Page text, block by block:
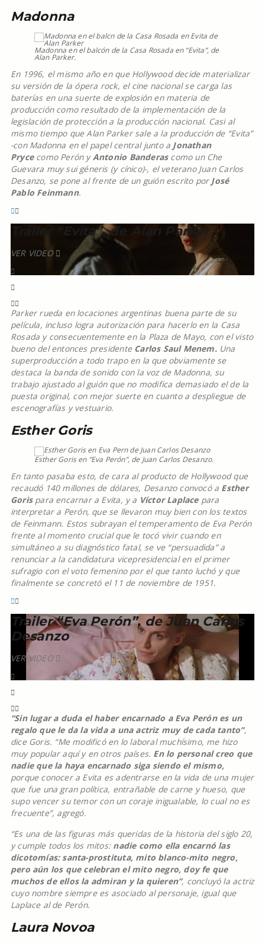
Madonna
Madonna en el balcón de la Casa Rosada en “Evita”, de
Alan Parker.
En 1996, el mismo año en que Hollywood decide materializar
su versión de la ópera rock, el cine nacional se carga las
baterías en una suerte de explosión en materia de
producción como resultado de la implementación de la
legislación de protección a la producción nacional. Casi al
mismo tiempo que Alan Parker sale a la producción de “Evita”
-con Madonna en el papel central junto a Jonathan
Prycecomo Perón yAntonio Banderascomo un Che
Guevara muy sui géneris (y cínico)-, el veterano Juan Carlos
Desanzo, se pone al frente de un guión escrito por José
Pablo Feinmann.
Trailer “Evita”, de Alan Parker
VER VIDEO
Parker rueda en locaciones argentinas buena parte de su
película, incluso logra autorización para hacerlo en la Casa
Rosada y consecuentemente en la Plaza de Mayo, con el visto
bueno del entonces presidente Carlos Saul Menem.Una
superproducción a todo trapo en la que obviamente se
destaca la banda de sonido con la voz de Madonna, su
trabajo ajustado al guión que no modifica demasiado el de la
puesta original, con mejor suerte en cuanto a despliegue de
escenografías y vestuario.
Esther Goris
Esther Goris en “Eva Perón”, de Juan Carlos Desanzo.
En tanto pasaba esto, de cara al producto de Hollywood que
recaudó 140 millones de dólares, Desanzo convocó a Esther
Gorispara encarnar a Evita, y a Víctor Laplacepara
interpretar a Perón, que se llevaron muy bien con los textos
de Feinmann. Estos subrayan el temperamento de Eva Perón
frente al momento crucial que le tocó vivir cuando en
simultáneo a su diagnóstico fatal, se ve “persuadida” a
renunciar a la candidatura vicepresidencial en el primer
sufragio con el voto femenino por el que tanto luchó y que
finalmente se concretó el 11 de noviembre de 1951.
Trailer “Eva Perón”, de Juan Carlos
Desanzo
VER VIDEO
“Sin lugar a duda el haber encarnado a Eva Perón es un
regalo que le da la vida a una actriz muy de cada tanto”,
dice Goris. “Me modificó en lo laboral muchísimo, me hizo
muy popular aquí y en otros países. En lo personal creo que
nadie que la haya encarnado siga siendo el mismo,
porque conocer a Evita es adentrarse en la vida de una mujer
que fue una gran política, entrañable de carne y hueso, que
supo vencer su temor con un coraje inigualable, lo cual no es
frecuente”, agregó.
“Es una de las figuras más queridas de la historia del siglo 20,
y cumple todos los mitos: nadie como ella encarnó las
dicotomías: santa-prostituta, mito blanco-mito negro,
pero aún los que celebran el mito negro, doy fe que
muchos de ellos la admiran y la quieren”, concluyó la actriz
cuyo nombre siempre es asociado al personaje, igual que
Laplace al de Perón.
Laura Novoa